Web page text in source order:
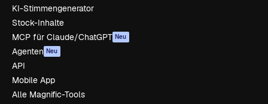
KI-Stimmengenerator
Stock-Inhalte
MCP für Claude/ChatGPT Neu
Agenten Neu
API
Mobile App
Alle Magnific-Tools